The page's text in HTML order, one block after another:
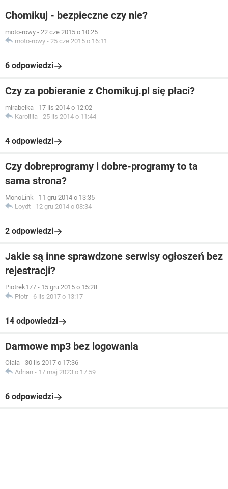
Chomikuj - bezpieczne czy nie?
moto-rowy - 22 cze 2015 o 10:25
moto-rowy - 25 cze 2015 o 16:11
6 odpowiedzi
Czy za pobieranie z Chomikuj.pl się płaci?
mirabelka - 17 lis 2014 o 12:02
Karolllla - 25 lis 2014 o 11:44
4 odpowiedzi
Czy dobreprogramy i dobre-programy to ta
sama strona?
MonoLink - 11 gru 2014 o 13:35
Loydt - 12 gru 2014 o 08:34
2 odpowiedzi
Jakie są inne sprawdzone serwisy ogłoszeń bez
rejestracji?
Piotrek177 - 15 gru 2015 o 15:28
Piotr - 6 lis 2017 o 13:17
14 odpowiedzi
Darmowe mp3 bez logowania
Olala - 30 lis 2017 o 17:36
Adrian - 17 maj 2023 o 17:59
6 odpowiedzi